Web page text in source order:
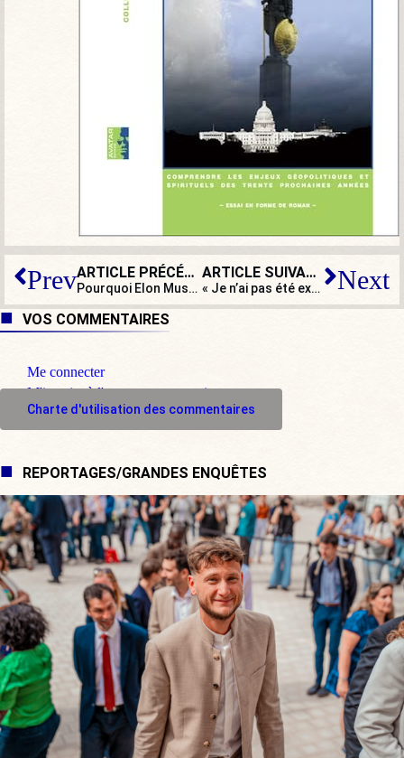
Prev ARTICLE PRÉCÉDENT
Pourquoi Elon Musk parle du Démon à propos de l’intelligence artificielle
ARTICLE SUIVANT
« Je n’ai pas été exclu du bureau politique du fait de ma proximité avec Marion Maréchal-Le Pen » Next
VOS COMMENTAIRES
Me connecter
M'inscrire à l'espace commentaire
Charte d'utilisation des commentaires
REPORTAGES/GRANDES ENQUÊTES